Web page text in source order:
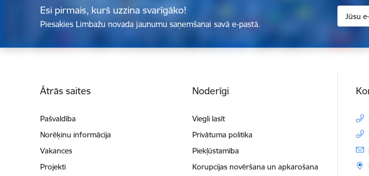
Esi pirmais, kurš uzzina svarīgāko!
Piesakies Limbažu novada jaunumu saņemšanai savā e-pastā.
Ātrās saites
Pašvaldība
Norēķinu informācija
Vakances
Projekti
Noderīgi
Viegli lasīt
Privātuma politika
Piekļūstamība
Korupcijas novēršana un apkarošana